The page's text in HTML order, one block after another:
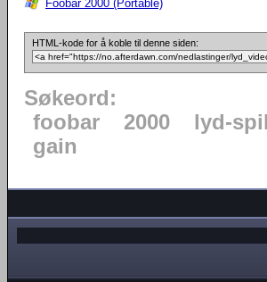
Foobar 2000 (Portable)
HTML-kode for å koble til denne siden:
Søkeord:
foobar
2000 lyd-
gain